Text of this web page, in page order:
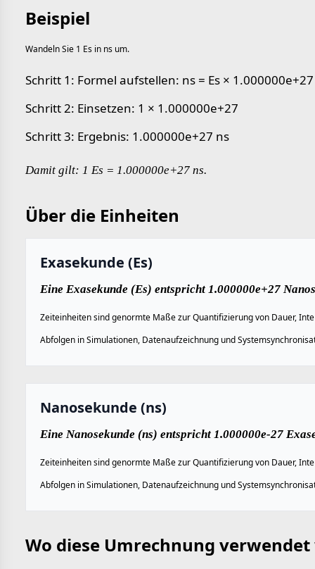
Beispiel
Wandeln Sie 1 Es in ns um.
Schritt 1: Formel aufstellen: ns = Es × 1.000000e+27
Schritt 2: Einsetzen: 1 × 1.000000e+27
Schritt 3: Ergebnis: 1.000000e+27 ns
Damit gilt: 1 Es = 1.000000e+27 ns.
Über die Einheiten
Exasekunde (Es)
Eine Exasekunde (Es) entspricht 1.000000e+27
Zeiteinheiten sind genormte Maße zur Quantifizierung von Dauer,
Abfolgen in Simulationen, Datenaufzeichnung und
Nanosekunde (ns)
Eine Nanosekunde (ns) entspricht 1.000000e-27
Zeiteinheiten sind genormte Maße zur Quantifizierung von Dauer,
Abfolgen in Simulationen, Datenaufzeichnung und
Wo diese Umrechnung